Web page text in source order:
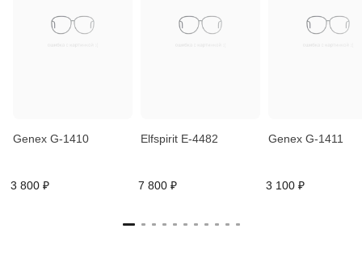
Genex G-1410
3 800 ₽
Elfspirit E-4482
7 800 ₽
Genex G-1411
3 100 ₽